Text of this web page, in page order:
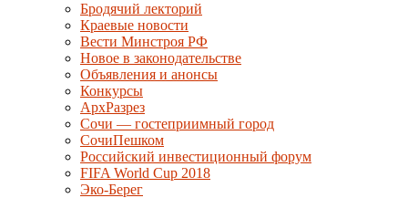
Бродячий лекторий
Краевые новости
Вести Минстроя РФ
Новое в законодательстве
Объявления и анонсы
Конкурсы
АрхРазрез
Сочи — гостеприимный город
СочиПешком
Российский инвестиционный форум
FIFA World Cup 2018
Эко-Берег